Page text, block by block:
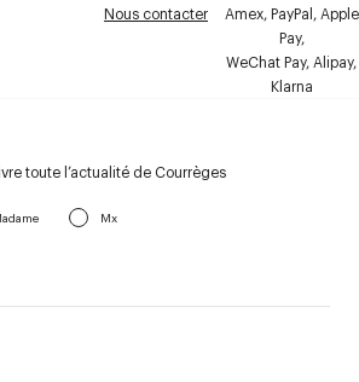
Nous contacter
Amex, PayPal, Apple
Pay,
WeChat Pay, Alipay,
Klarna
toute l’actualité de Courrèges
Mx